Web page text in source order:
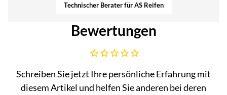
Technischer Berater für AS Reifen
Bewertungen
Noch keine Bewertungen abgegeben
Schreiben Sie jetzt Ihre persönliche Erfahrung mit
diesem Artikel und helfen Sie anderen bei deren